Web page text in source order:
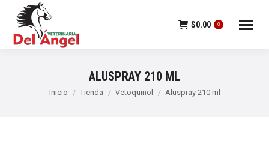
$0.00 0
ALUSPRAY 210 ML
Estás aquí:
Inicio Tienda Vetoquinol Aluspray 210 ml